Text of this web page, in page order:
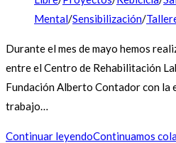
Mental/Sensibilización/
Durante el mes de mayo hemos
entre el Centro de Rehabilitación
Fundación Alberto Contador con la
trabajo…
Continuar leyendoContinuamos